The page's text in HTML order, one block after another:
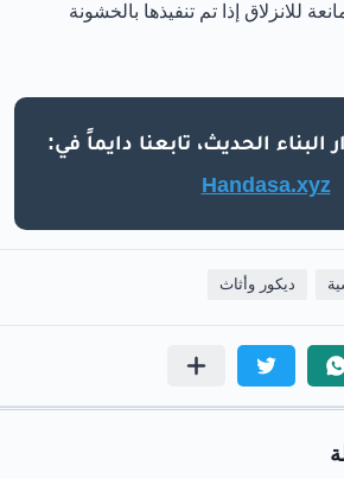
للانزلاق إذا تم تنفيذها بالخشونة
البناء الحديث، تابعنا دايماً في:
Handasa.xyz
ديكور وأثاث